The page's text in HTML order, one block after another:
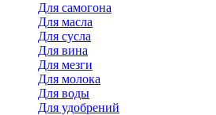
Для самогона
Для масла
Для сусла
Для вина
Для мезги
Для молока
Для воды
Для удобрений